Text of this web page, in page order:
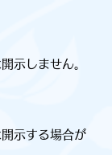
示しません。
示する場合が